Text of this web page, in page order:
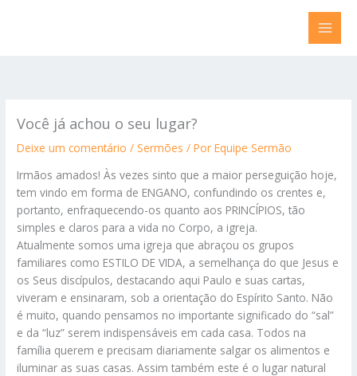
Você já achou o seu lugar?
Deixe um comentário /Sermões / PorEquipe Sermão
Irmãos amados! Às vezes sinto que a maior perseguição hoje,
tem vindo em forma de ENGANO, confundindo os crentes e,
portanto, enfraquecendo-os quanto aos PRINCÍPIOS, tão
simples e claros para a vida no Corpo, a igreja.
Atualmente somos uma igreja que abraçou os grupos
familiares como ESTILO DE VIDA, a semelhança do que Jesus e
os Seus discípulos, destacando aqui Paulo e suas cartas,
viveram e ensinaram, sob a orientação do Espírito Santo. Não
é muito, quando pensamos no importante significado do “sal”
e da “luz” serem indispensáveis em cada casa. Todos na
família querem e precisam diariamente salgar os alimentos e
iluminar as suas casas. Assim também este é o lugar natural